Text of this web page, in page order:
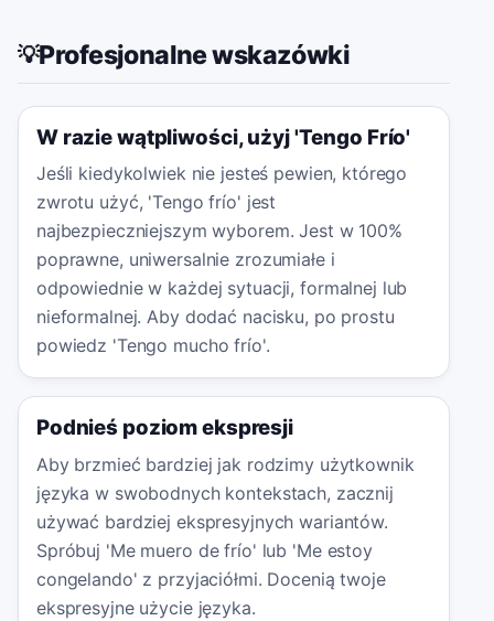
💡Profesjonalne wskazówki
W razie wątpliwości, użyj 'Tengo Frío'
Jeśli kiedykolwiek nie jesteś pewien, którego
zwrotu użyć, 'Tengo frío' jest
najbezpieczniejszym wyborem. Jest w 100%
poprawne, uniwersalnie zrozumiałe i
odpowiednie w każdej sytuacji, formalnej lub
nieformalnej. Aby dodać nacisku, po prostu
powiedz 'Tengo mucho frío'.
Podnieś poziom ekspresji
Aby brzmieć bardziej jak rodzimy użytkownik
języka w swobodnych kontekstach, zacznij
używać bardziej ekspresyjnych wariantów.
Spróbuj 'Me muero de frío' lub 'Me estoy
congelando' z przyjaciółmi. Docenią twoje
ekspresyjne użycie języka.